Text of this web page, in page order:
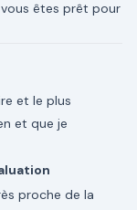
êtes prêt pour
et le plus
et que je
proche de la